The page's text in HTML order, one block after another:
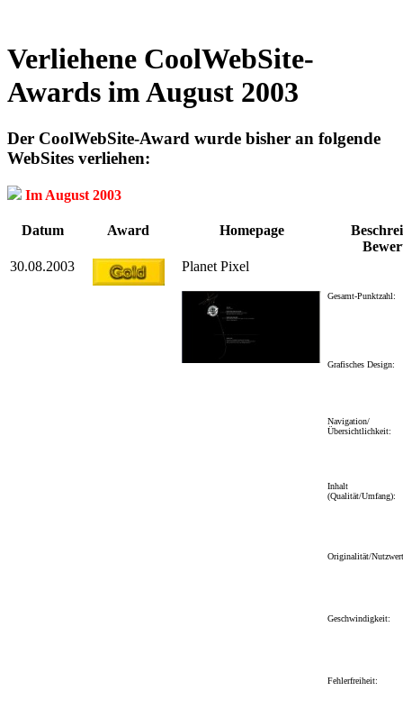
Verliehene CoolWebSite-
Awards im August 2003
Der CoolWebSite-Award wurde bisher an folgende
WebSites verliehen:
Im August 2003
Datum Award Homepage
30.08.2003
Planet Pixel
Gesamt-Punktzahl:
Grafisches Design:
Navigation/
Übersichtlichkeit:
Inhalt
(Qualität/Umfang):
Originalität/
Geschwindigkeit:
Fehlerfreiheit: